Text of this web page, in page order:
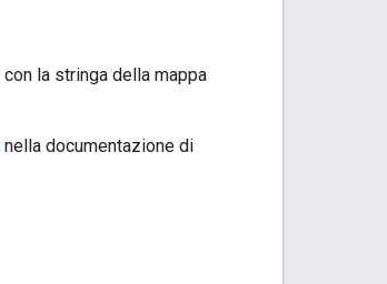
con la stringa della mappa
nella documentazione di